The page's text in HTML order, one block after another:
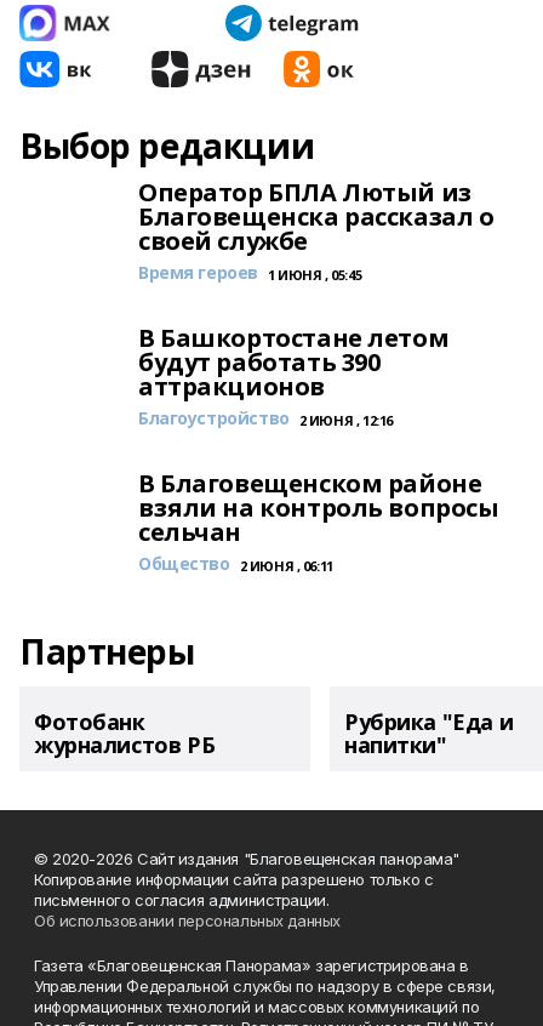
Выбор редакции
Оператор БПЛА Лютый из
Благовещенска рассказал о
своей службе
Время героев 1 ИЮНЯ , 05:45
В Башкортостане летом
будут работать 390
аттракционов
Благоустройство 2 ИЮНЯ , 12:16
В Благовещенском районе
взяли на контроль вопросы
сельчан
Общество 2 ИЮНЯ , 06:11
Партнеры
Фотобанк
журналистов РБ
Рубрика "Еда и
напитки"
© 2020-2026 Сайт издания "Благовещенская панорама"
Копирование информации сайта разрешено только с
письменного согласия администрации.
Об использовании персональных данных
Газета «Благовещенская Панорама» зарегистрирована в
Управлении Федеральной службы по надзору в сфере связи,
информационных технологий и массовых коммуникаций по